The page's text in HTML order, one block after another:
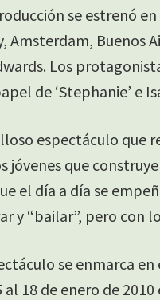
se estrenó
Amsterdam, Buenos
Los
de ‘Stephanie’ e
espectáculo que
jóvenes que
el día a día se
y “bailar”, pero con
se enmarca en
al 18 de enero de